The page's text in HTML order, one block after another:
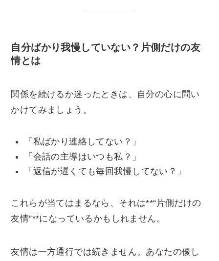
自分ばかり我慢していない？片側だけの友
情とは
関係を続けるか迷ったときは、自分の心に問い
かけてみましょう。
「私ばかり連絡してない？」
「会話の主導はいつも私？」
「返信が遅くても毎回我慢してない？」
これらが当てはまるなら、それは**“片側だけの
友情”**になっているかもしれません。
友情は一方通行では続きません。あなたの優し